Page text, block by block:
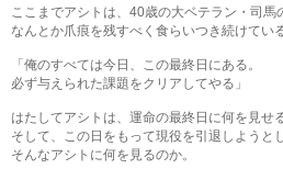
ここまでアシトは、40歳の大ベテラン・司馬
なんとか爪痕を残すべく食らいつき続けている
「俺のすべては今日、この最終日にある。
必ず与えられた課題をクリアしてやる」
はたしてアシトは、運命の最終日に何を見せ
そして、この日をもって現役を引退しようと
そんなアシトに何を見るのか。